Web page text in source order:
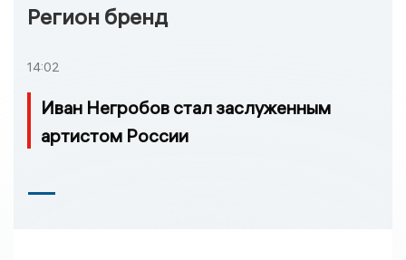
Регион бренд
14:02
Иван Негробов стал заслуженным
артистом России